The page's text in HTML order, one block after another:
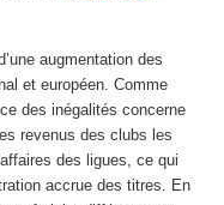
augmentation des
et européen. Comme
des inégalités concerne
revenus des clubs les
des ligues, ce qui
accrue des titres. En